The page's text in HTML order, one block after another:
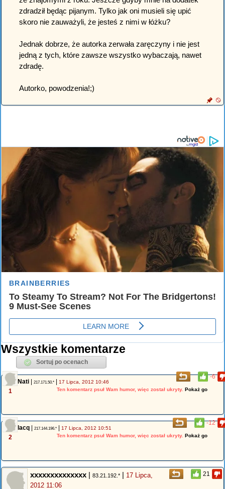
zdradził będąc pijanym. Tylko jak oni musieli się upić
skoro nie zauważyli, że jesteś z nimi w łóżku?
Jednak dobrze, że autorka zerwała zaręczyny i nie jest
jedną z tych, które zawsze wszystko wybaczają, nawet
zdradę.
Autorko, powodzenia!;)
Wszystkie komentarze
-6
1
Nati | 217.171.50.* | 17 Lipca, 2012 10:46
Ten komentarz psuł Wam humor, więc został ukryty. Pokaż go
-12
2
lacq | 217.144.196.* | 17 Lipca, 2012 10:51
Ten komentarz psuł Wam humor, więc został ukryty. Pokaż go
21
xxxxxxxxxxxxxx | 83.21.192.* | 17 Lipca,
2012 11:06